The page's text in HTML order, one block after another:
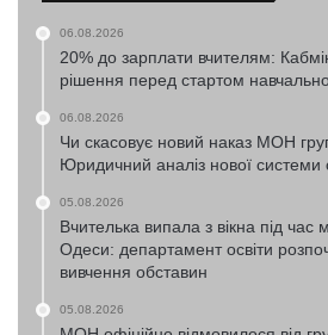
06.08.2026
20% до зарплати вчителям:
рішення перед стартом
06.08.2026
Чи скасовує новий наказ МОН
Юридичний аналіз нової системи
05.08.2026
Вчителька випала з вікна під час
Одеси: департамент освіти
вивчення обставин
05.08.2026